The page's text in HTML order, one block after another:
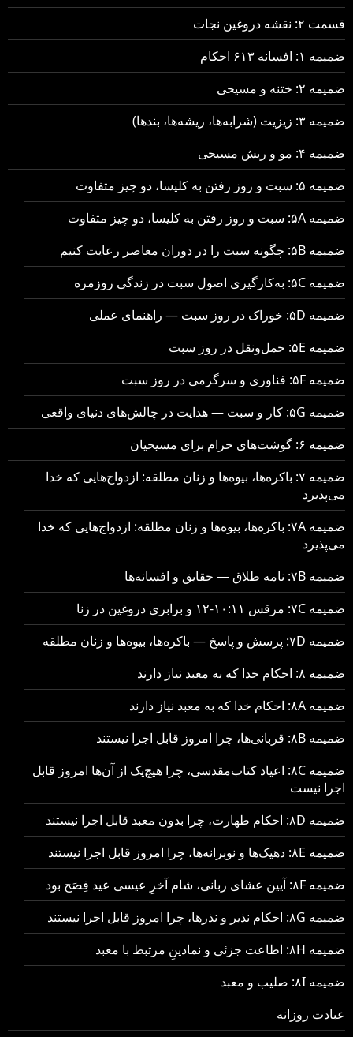
قسمت ۲: نقشه دروغین نجات
ضمیمه ۱: افسانه ۶۱۳ احکام
ضمیمه ۲: ختنه و مسیحی
ضمیمه ۳: زیزیت (شرابه‌ها، ریشه‌ها، بندها)
ضمیمه ۴: مو و ریش مسیحی
ضمیمه ۵: سبت و روز رفتن به کلیسا، دو چیز متفاوت
ضمیمه ۵A: سبت و روز رفتن به کلیسا، دو چیز متفاوت
ضمیمه ۵B: چگونه سبت را در دوران معاصر رعایت کنیم
ضمیمه ۵C: به‌کارگیری اصول سبت در زندگی روزمره
ضمیمه ۵D: خوراک در روز سبت — راهنمای عملی
ضمیمه ۵E: حمل‌ونقل در روز سبت
ضمیمه ۵F: فناوری و سرگرمی در روز سبت
ضمیمه ۵G: کار و سبت — هدایت در چالش‌های دنیای واقعی
ضمیمه ۶: گوشت‌های حرام برای مسیحیان
ضمیمه ۷: باکره‌ها، بیوه‌ها و زنان مطلقه: ازدواج‌هایی که خدا
می‌پذیرد
ضمیمه ۷A: باکره‌ها، بیوه‌ها و زنان مطلقه: ازدواج‌هایی که خدا
می‌پذیرد
ضمیمه ۷B: نامه طلاق — حقایق و افسانه‌ها
ضمیمه ۷C: مرقس ۱۰:۱۱-۱۲ و برابری دروغین در زنا
ضمیمه ۷D: پرسش و پاسخ — باکره‌ها، بیوه‌ها و زنان مطلقه
ضمیمه ۸: احکام خدا که به معبد نیاز دارند
ضمیمه ۸A: احکام خدا که به معبد نیاز دارند
ضمیمه ۸B: قربانی‌ها، چرا امروز قابل اجرا نیستند
ضمیمه ۸C: اعیاد کتاب‌مقدسی، چرا هیچ‌یک از آن‌ها امروز قابل
اجرا نیست
ضمیمه ۸D: احکام طهارت، چرا بدون معبد قابل اجرا نیستند
ضمیمه ۸E: دهیک‌ها و نوبرانه‌ها، چرا امروز قابل اجرا نیستند
ضمیمه ۸F: آیین عشای ربانی، شام آخرِ عیسی عید فِصَح بود
ضمیمه ۸G: احکام نذیر و نذرها، چرا امروز قابل اجرا نیستند
ضمیمه ۸H: اطاعت جزئی و نمادینِ مرتبط با معبد
ضمیمه ۸I: صلیب و معبد
عبادت روزانه